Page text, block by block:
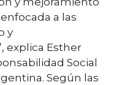
a las
y
explica Esther
Social
Según las